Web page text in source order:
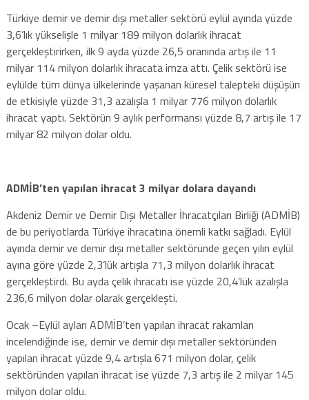
Türkiye demir ve demir dışı metaller sektörü eylül ayında yüzde
3,6’lık yükselişle 1 milyar 189 milyon dolarlık ihracat
gerçekleştirirken, ilk 9 ayda yüzde 26,5 oranında artış ile 11
milyar 114 milyon dolarlık ihracata imza attı. Çelik sektörü ise
eylülde tüm dünya ülkelerinde yaşanan küresel talepteki düşüşün
de etkisiyle yüzde 31,3 azalışla 1 milyar 776 milyon dolarlık
ihracat yaptı. Sektörün 9 aylık performansı yüzde 8,7 artış ile 17
milyar 82 milyon dolar oldu.
ADMİB’ten yapılan ihracat 3 milyar dolara dayandı
Akdeniz Demir ve Demir Dışı Metaller İhracatçıları Birliği (ADMİB)
de bu periyotlarda Türkiye ihracatına önemli katkı sağladı. Eylül
ayında demir ve demir dışı metaller sektöründe geçen yılın eylül
ayına göre yüzde 2,3’lük artışla 71,3 milyon dolarlık ihracat
gerçekleştirdi. Bu ayda çelik ihracatı ise yüzde 20,4’lük azalışla
236,6 milyon dolar olarak gerçekleşti.
Ocak –Eylül ayları ADMİB’ten yapılan ihracat rakamları
incelendiğinde ise, demir ve demir dışı metaller sektöründen
yapılan ihracat yüzde 9,4 artışla 671 milyon dolar, çelik
sektöründen yapılan ihracat ise yüzde 7,3 artış ile 2 milyar 145
milyon dolar oldu.